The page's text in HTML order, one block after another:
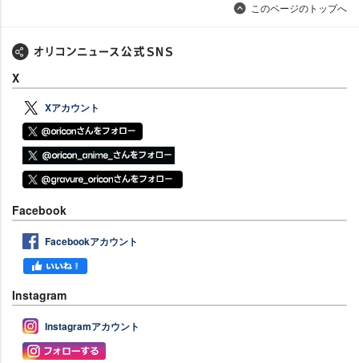
このページのトップへ
X
Xアカウント
Facebook
Facebookアカウント
Instagram
Instagramアカウント